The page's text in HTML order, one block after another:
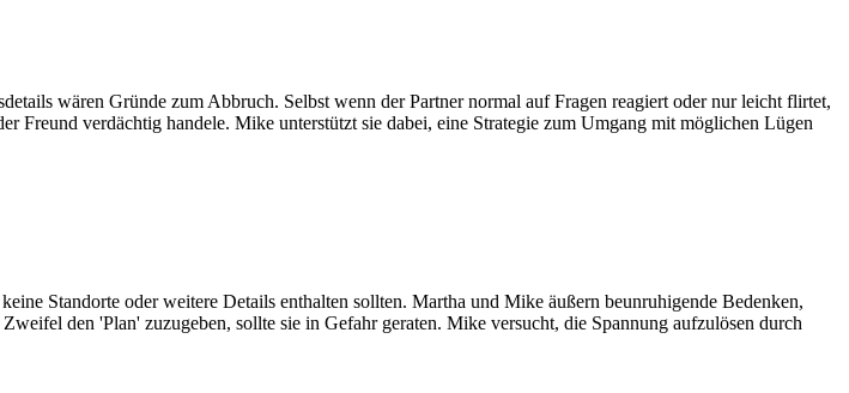
wären Gründe zum Abbruch. Selbst wenn der Partner normal auf Fragen reagiert oder nur leicht flirtet,
Freund verdächtig handele. Mike unterstützt sie dabei, eine Strategie zum Umgang mit möglichen Lügen
Standorte oder weitere Details enthalten sollten. Martha und Mike äußern beunruhigende Bedenken,
den 'Plan' zuzugeben, sollte sie in Gefahr geraten. Mike versucht, die Spannung aufzulösen durch